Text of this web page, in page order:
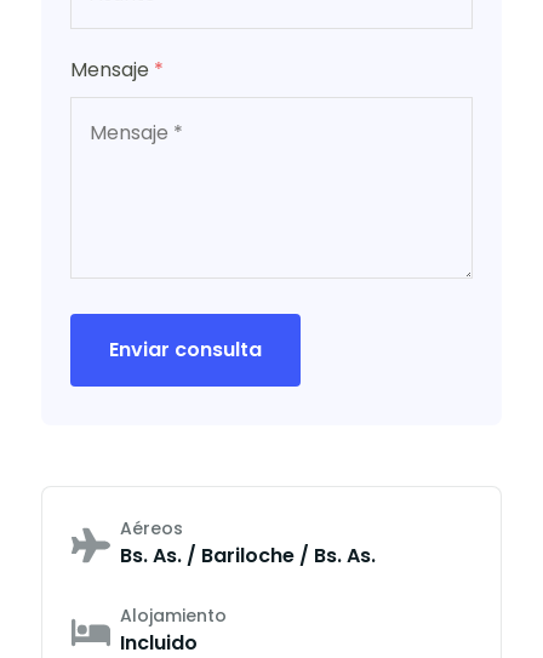
Mensaje *
Enviar consulta
Aéreos
Bs. As. / Bariloche / Bs. As.
Alojamiento
Incluido